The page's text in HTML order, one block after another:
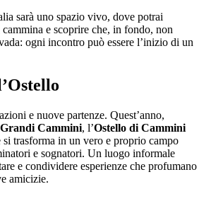
sarà uno spazio vivo, dove potrai
e scoprire che, in fondo, non
ogni incontro può essere l’inizio di un
e nuove partenze. Quest’anno,
Cammini, l’Ostello di Cammini
si trasforma in un vero e proprio campo
e sognatori. Un luogo informale
e condividere esperienze che profumano
amicizie.